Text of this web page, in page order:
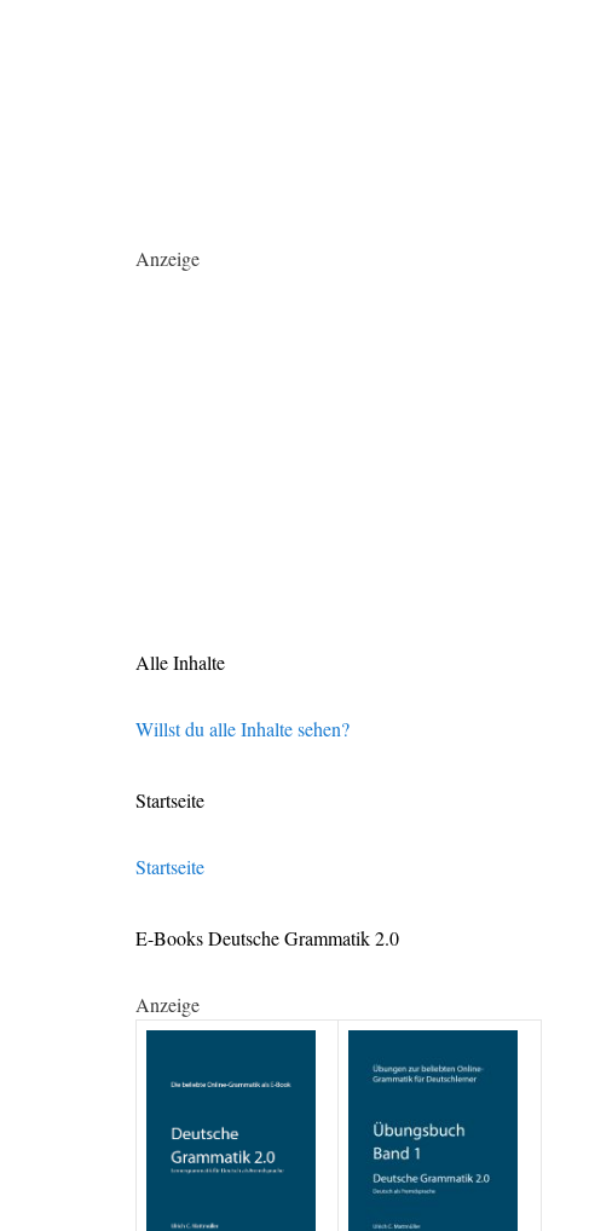
Anzeige
Alle Inhalte
Willst du alle Inhalte sehen?
Startseite
Startseite
E-Books Deutsche Grammatik 2.0
Anzeige